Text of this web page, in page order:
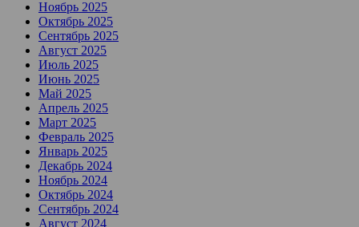
Ноябрь 2025
Октябрь 2025
Сентябрь 2025
Август 2025
Июль 2025
Июнь 2025
Май 2025
Апрель 2025
Март 2025
Февраль 2025
Январь 2025
Декабрь 2024
Ноябрь 2024
Октябрь 2024
Сентябрь 2024
Август 2024